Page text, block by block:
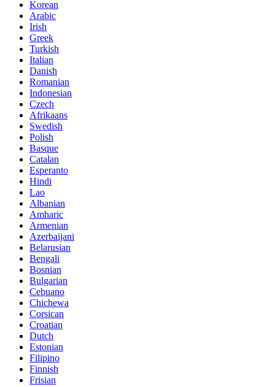
Korean
Arabic
Irish
Greek
Turkish
Italian
Danish
Romanian
Indonesian
Czech
Afrikaans
Swedish
Polish
Basque
Catalan
Esperanto
Hindi
Lao
Albanian
Amharic
Armenian
Azerbaijani
Belarusian
Bengali
Bosnian
Bulgarian
Cebuano
Chichewa
Corsican
Croatian
Dutch
Estonian
Filipino
Finnish
Frisian